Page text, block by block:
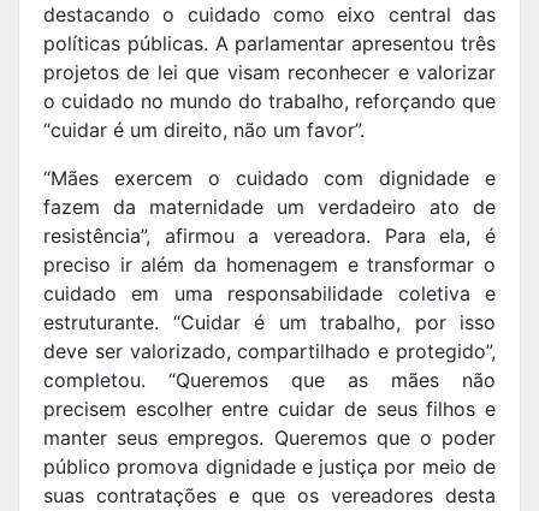
destacando o cuidado como eixo central das
políticas públicas. A parlamentar apresentou três
projetos de lei que visam reconhecer e valorizar
o cuidado no mundo do trabalho, reforçando que
“cuidar é um direito, não um favor”.
“Mães exercem o cuidado com dignidade e
fazem da maternidade um verdadeiro ato de
resistência”, afirmou a vereadora. Para ela, é
preciso ir além da homenagem e transformar o
cuidado em uma responsabilidade coletiva e
estruturante. “Cuidar é um trabalho, por isso
deve ser valorizado, compartilhado e protegido”,
completou. “Queremos que as mães não
precisem escolher entre cuidar de seus filhos e
manter seus empregos. Queremos que o poder
público promova dignidade e justiça por meio de
suas contratações e que os vereadores desta